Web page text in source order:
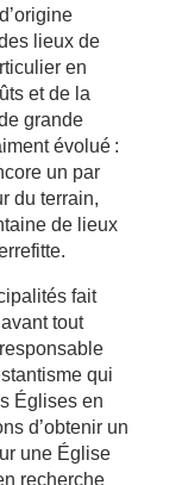
lieux de
en
et de la
grande
évolué :
un par
du terrain,
de lieux
fait
tout
qui
Églises en
d’obtenir un
une Église
recherche